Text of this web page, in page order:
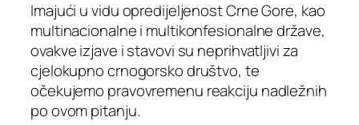
Imajući u vidu opredijeljenost Crne Gore, kao
multinacionalne i multikonfesionalne države,
ovakve izjave i stavovi su neprihvatljivi za
cjelokupno crnogorsko društvo, te
očekujemo pravovremenu reakciju nadležnih
po ovom pitanju.